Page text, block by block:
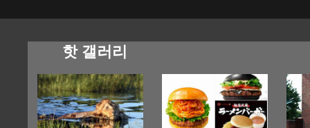
핫 갤러리